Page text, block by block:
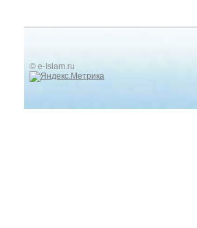
© e-Islam.ru